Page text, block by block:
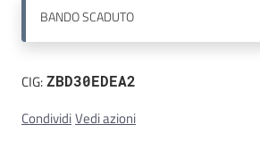
Contatti
BANDOSCADUTO
CIG:ZBD30EDEA2
CondividiVedi azioni